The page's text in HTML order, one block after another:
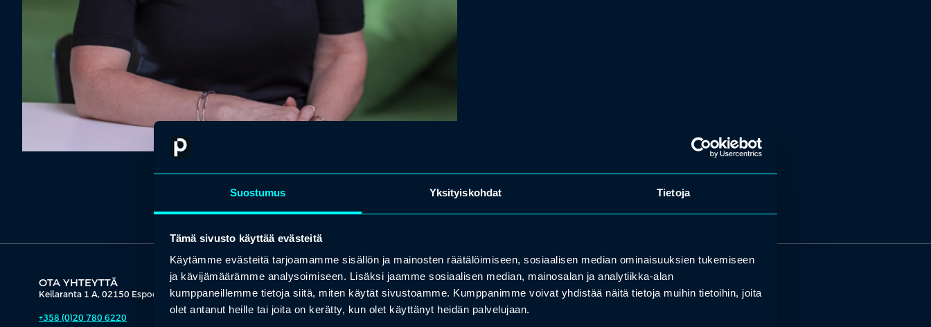
Suostumus Yksityiskohdat Tietoja
Tämä sivusto käyttää evästeitä
Käytämme evästeitä tarjoamamme sisällön ja mainosten räätälöimiseen, sosiaalisen median ominaisuuksien tukemiseen
ja kävijämäärämme analysoimiseen. Lisäksi jaamme sosiaalisen median, mainosalan ja analytiikka-alan
kumppaneillemme tietoja siitä, miten käytät sivustoamme. Kumppanimme voivat yhdistää näitä tietoja muihin tietoihin, joita
olet antanut heille tai joita on kerätty, kun olet käyttänyt heidän palvelujaan.
OTA YHTEYTTÄ
Keilaranta 1 A, 02150 Espoo
+358 (0)20 780 6220